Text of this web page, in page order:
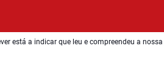
está a indicar que leu e compreendeu a nossa